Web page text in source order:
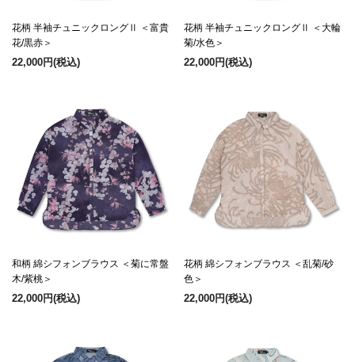
花柄 半袖チュニックロングⅡ ＜富貴
花/黒赤＞
22,000円(税込)
花柄 半袖チュニックロングⅡ ＜大輪
菊/水色＞
22,000円(税込)
和柄 綿シフォンブラウス ＜菊に常盤
木/紫桃＞
22,000円(税込)
花柄 綿シフォンブラウス ＜乱菊/砂
色＞
22,000円(税込)